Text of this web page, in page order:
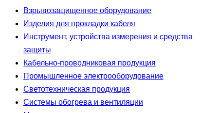
Взрывозащищенное оборудование
Изделия для прокладки кабеля
Инструмент, устройства измерения и средства
защиты
Кабельно-проводниковая продукция
Промышленное электрооборудование
Светотехническая продукция
Системы обогрева и вентиляции